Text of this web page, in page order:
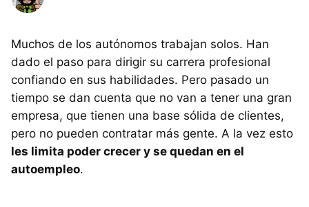
Muchos de los autónomos trabajan solos. Han
dado el paso para dirigir su carrera profesional
confiando en sus habilidades. Pero pasado un
tiempo se dan cuenta que no van a tener una gran
empresa, que tienen una base sólida de clientes,
pero no pueden contratar más gente. A la vez esto
les limita poder crecer y se quedan en el
autoempleo.